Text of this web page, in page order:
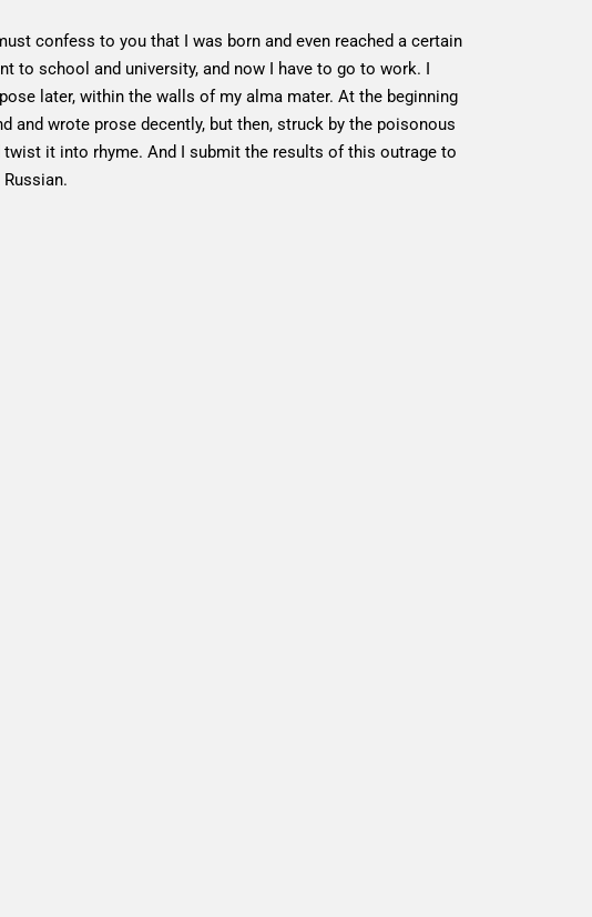
confess to you that I was born and even reached a certain
to school and university, and now I have to go to work. I
later, within the walls of my alma mater. At the beginning
and wrote prose decently, but then, struck by the poisonous
it into rhyme. And I submit the results of this outrage to